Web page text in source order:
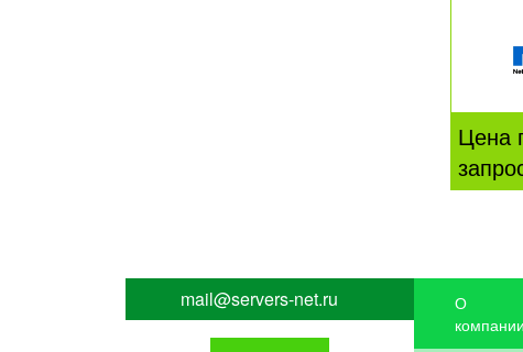
Цена
mail@servers-net.ru
О
компании